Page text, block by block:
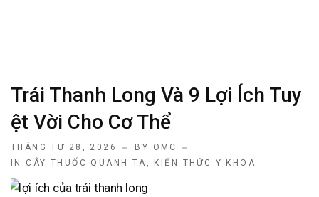
Trái Thanh Long Và 9 Lợi Ích Tuy
Ệt Vời Cho Cơ Thể
THÁNG TƯ 28, 2026
BY OMC
IN CÂY THUỐC QUANH TA , KIẾN THỨC Y KHOA